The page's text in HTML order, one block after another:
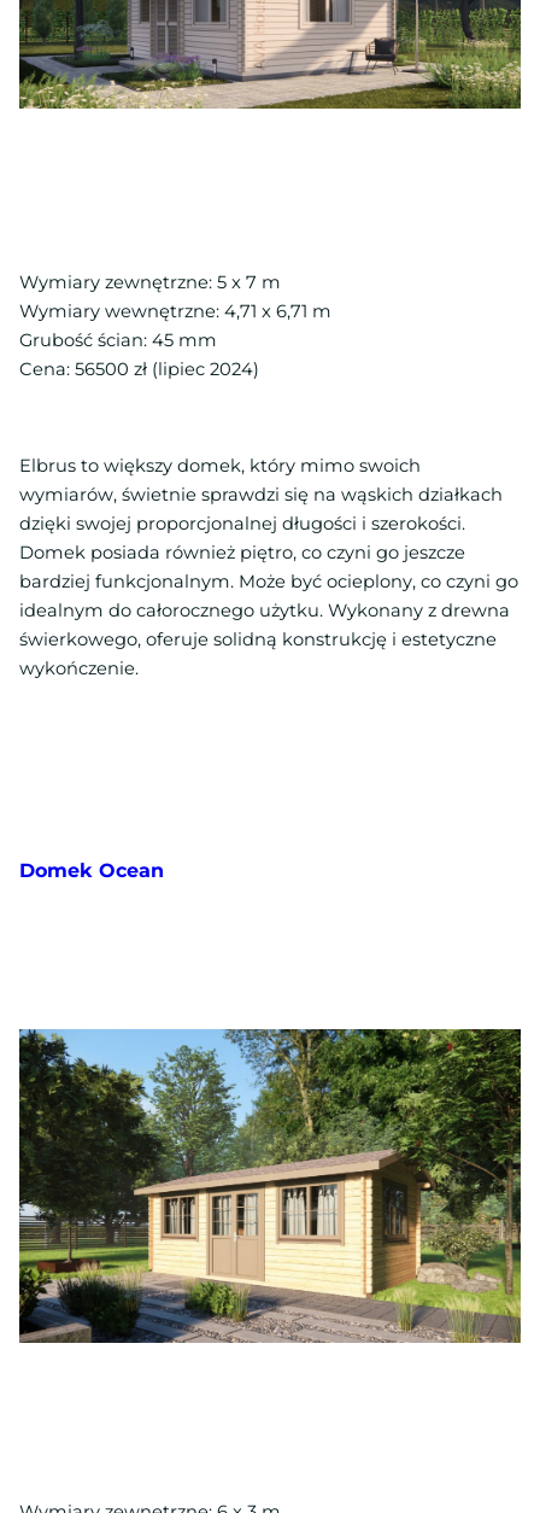
Wymiary zewnętrzne: 5 x 7 m
Wymiary wewnętrzne: 4,71 x 6,71 m
Grubość ścian: 45 mm
Cena: 56500 zł (lipiec 2024)
Elbrus to większy domek, który mimo swoich
wymiarów, świetnie sprawdzi się na wąskich działkach
dzięki swojej proporcjonalnej długości i szerokości.
Domek posiada również piętro, co czyni go jeszcze
bardziej funkcjonalnym. Może być ocieplony, co czyni go
idealnym do całorocznego użytku. Wykonany z drewna
świerkowego, oferuje solidną konstrukcję i estetyczne
wykończenie.
Domek Ocean